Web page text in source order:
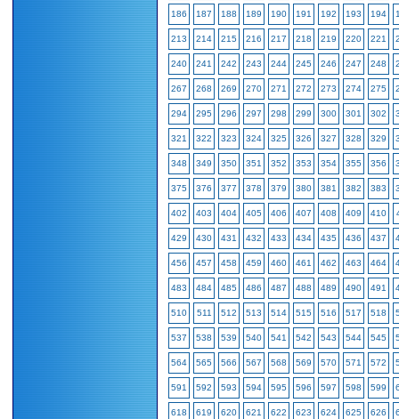
186 187 188 189 190 191 192 193 194
213 214 215 216 217 218 219 220 221
240 241 242 243 244 245 246 247 248
267 268 269 270 271 272 273 274 275
294 295 296 297 298 299 300 301 302
321 322 323 324 325 326 327 328 329
348 349 350 351 352 353 354 355 356
375 376 377 378 379 380 381 382 383
402 403 404 405 406 407 408 409 410
429 430 431 432 433 434 435 436 437
456 457 458 459 460 461 462 463 464
483 484 485 486 487 488 489 490 491
510 511 512 513 514 515 516 517 518
537 538 539 540 541 542 543 544 545
564 565 566 567 568 569 570 571 572
591 592 593 594 595 596 597 598 599
618 619 620 621 622 623 624 625 626